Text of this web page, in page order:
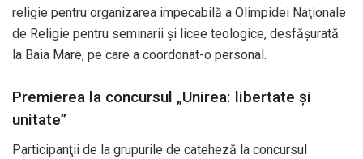
religie pentru organizarea impecabilă a Olimpidei Naţionale
de Religie pentru seminarii şi licee teologice, desfăşurată
la Baia Mare, pe care a coordonat-o personal.
Premierea la concursul „Unirea: libertate şi
unitate”
Participanţii de la grupurile de cateheză la concursul